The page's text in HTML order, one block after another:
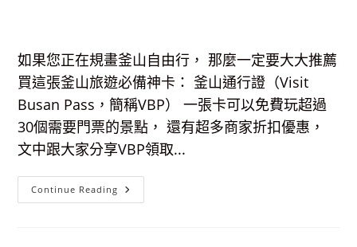
如果您正在規畫釜山自由行， 那麼一定要大大推薦
買這張釜山旅遊必備神卡： 釜山通行證（Visit
Busan Pass，簡稱VBP） 一張卡可以免費玩超過
30個需要門票的景點， 還有超多商家折扣優惠，
文中跟大家分享VBP領取...
Continue Reading 釜
山